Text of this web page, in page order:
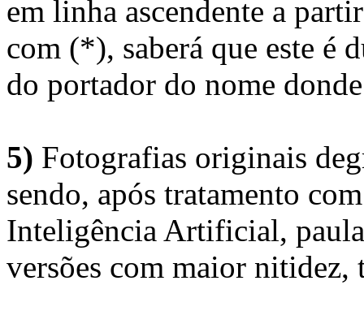
em linha ascendente a
com (*), saberá que este é
do portador do nome
5) Fotografias originais
sendo, após tratamento
Inteligência Artificial,
versões com maior nitidez,